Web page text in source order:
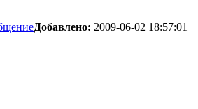
Добавлено: 2009-06-02 18:57:01